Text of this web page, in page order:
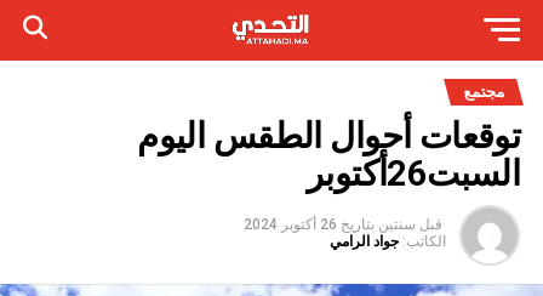
مجتمع
توقعات أحوال الطقس اليوم
السبت26أكتوبر
قبل سنتين بتاريخ 26 أكتوبر 2024
الكاتب: جواد الرامي